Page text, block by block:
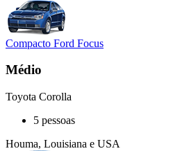
Compacto Ford Focus
Médio
Toyota Corolla
5 pessoas
Houma, Louisiana e USA